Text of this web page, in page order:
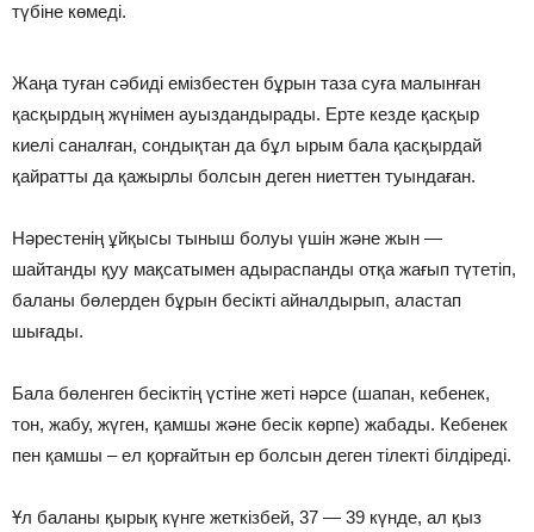
түбіне көмеді.
Жаңа туған сәбиді емізбестен бұрын таза суға малынған
қасқырдың жүнімен ауыздандырады. Ерте кезде қасқыр
киелі саналған, сондықтан да бұл ырым бала қасқырдай
қайратты да қажырлы болсын деген ниеттен туындаған.
Нәрестенің ұйқысы тыныш болуы үшін және жын —
шайтанды қуу мақсатымен адыраспанды отқа жағып түтетіп,
баланы бөлерден бұрын бесікті айналдырып, аластап
шығады.
Бала бөленген бесіктің үстіне жеті нәрсе (шапан, кебенек,
тон, жабу, жүген, қамшы және бесік көрпе) жабады. Кебенек
пен қамшы – ел қорғайтын ер болсын деген тілекті білдіреді.
Ұл баланы қырық күнге жеткізбей, 37 — 39 күнде, ал қыз